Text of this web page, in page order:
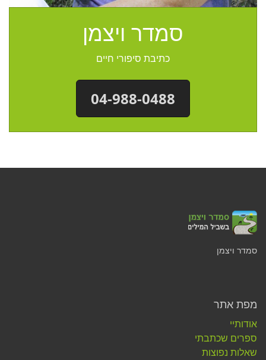
סמדר ויצמן
כתיבת סיפורי חיים
04-988-0488
סמדר ויצמן
מפת אתר
אודותיי
ספרים שכתבתי
שאלות נפוצות